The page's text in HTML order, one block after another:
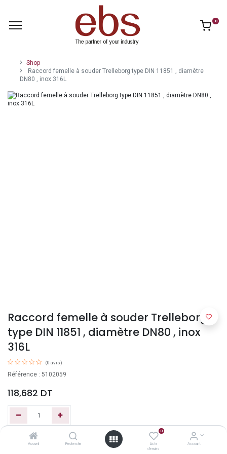
Accueil Recherche
0
Liste
d'envies
Account
0
Shop
Raccord femelle à souder Trelleborg type DIN 11851 , diamètre
DN80 , inox 316L
Raccord femelle à souder Trelleborg
type DIN 11851 , diamètre DN80 , inox
316L
(0 avis)
Référence : 5102059
118,682 DT
Ajouter au panier